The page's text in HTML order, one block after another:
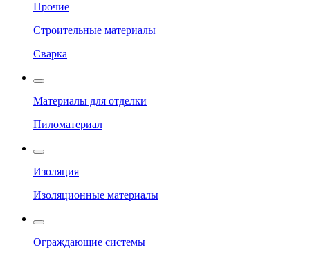
Прочие
Строительные материалы
Сварка
Материалы для отделки
Пиломатериал
Изоляция
Изоляционные материалы
Ограждающие системы